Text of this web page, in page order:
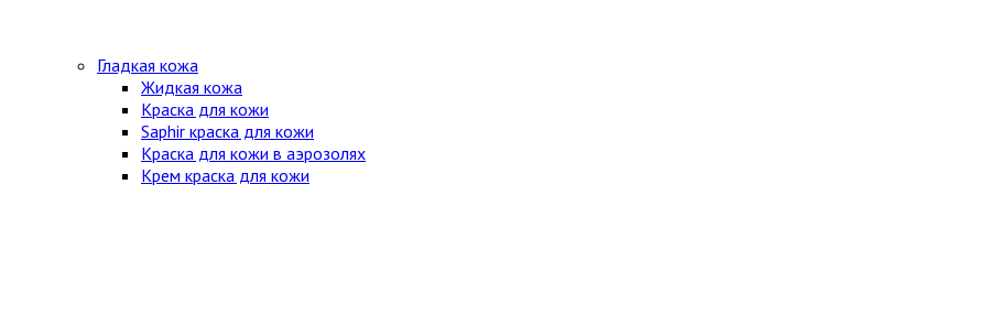
Гладкая кожа
Жидкая кожа
Краска для кожи
Saphir краска для кожи
Краска для кожи в аэрозолях
Крем краска для кожи